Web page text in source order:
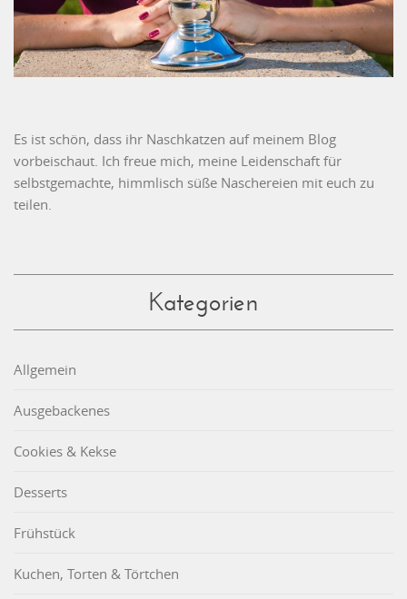
Es ist schön, dass ihr Naschkatzen auf meinem Blog
vorbeischaut. Ich freue mich, meine Leidenschaft für
selbstgemachte, himmlisch süße Naschereien mit euch zu
teilen.
Kategorien
Allgemein
Ausgebackenes
Cookies & Kekse
Desserts
Frühstück
Kuchen, Torten & Törtchen